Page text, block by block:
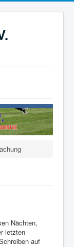
Nächten,
letzten
auf